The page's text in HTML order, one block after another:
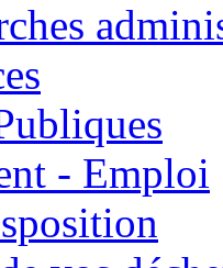
- Emploi